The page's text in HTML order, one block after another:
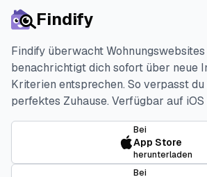
Findify
Findify überwacht Wohnungswebsites
benachrichtigt dich sofort über neue
Kriterien entsprechen. So verpasst
perfektes Zuhause. Verfügbar auf iOS
Bei
App Store
herunterladen
Bei